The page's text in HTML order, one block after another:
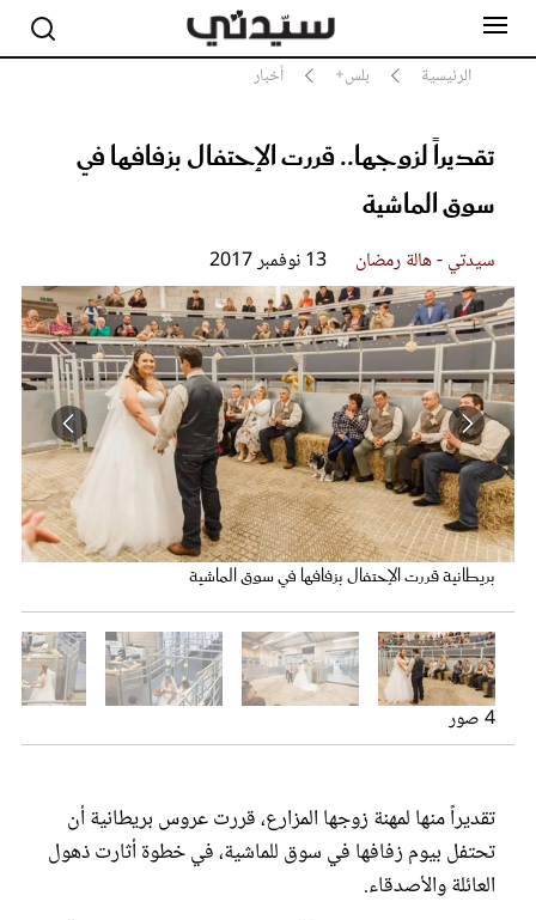
الرئيسية بلس+ أخبار
تقديراً لزوجها.. قررت الإحتفال بزفافها في
سوق الماشية
سيدتي - هالة رمضان 13 نوفمبر 2017
بريطانية قررت الإحتفال بزفافها في سوق الماشية
العروسان في سوق الماشية
زفاف في في سوق الماشية
4 صور
تقديراً منها لمهنة زوجها المزارع، قررت عروس بريطانية أن
تحتفل بيوم زفافها في سوق للماشية، في خطوة أثارت ذهول
العائلة والأصدقاء.
مشاهير
أناقة
جمال
صحة ورشاقة
سيدتي وطفلك
لايف ستايل
بلس+
فيديو
مطبخ سيدتي
مقالات الرأي
ستايل
تقارير
عروس سيدتي